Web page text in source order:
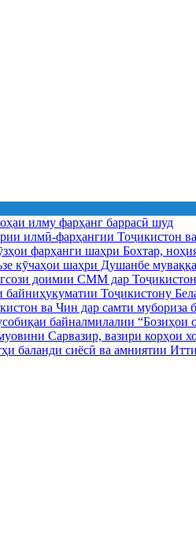
илму фарҳанг баррасӣ шуд
илмӣ-фарҳангии Тоҷикистон
фарҳанги шаҳри Бохтар,
кӯчаҳои шаҳри Душанбе
доимии СММ дар
Тоҷикистону
ва Чин дар самти мубориза
байналмилалии “Бозиҳои
Сарвазир, вазири
баланди сиёсӣ ва амниятии